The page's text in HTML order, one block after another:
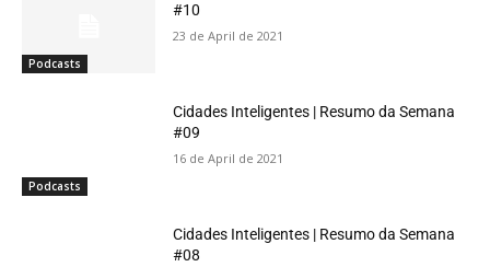
Podcasts
#10
23 de April de 2021
Podcasts
Cidades Inteligentes | Resumo da Semana
#09
16 de April de 2021
Cidades Inteligentes | Resumo da Semana
#08